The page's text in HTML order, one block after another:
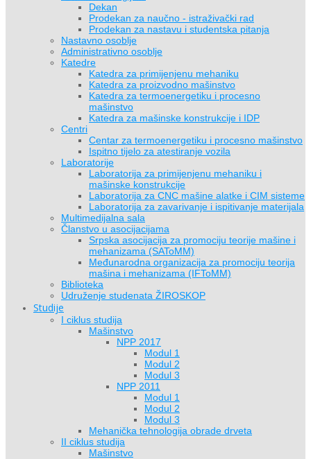
Dekan
Prodekan za naučno - istraživački rad
Prodekan za nastavu i studentska pitanja
Nastavno osoblje
Administrativno osoblje
Katedre
Katedra za primijenjenu mehaniku
Katedra za proizvodno mašinstvo
Katedra za termoenergetiku i procesno
mašinstvo
Katedra za mašinske konstrukcije i IDP
Centri
Centar za termoenergetiku i procesno mašinstvo
Ispitno tijelo za atestiranje vozila
Laboratorije
Laboratorija za primijenjenu mehaniku i
mašinske konstrukcije
Laboratorija za CNC mašine alatke i CIM sisteme
Laboratorija za zavarivanje i ispitivanje materijala
Multimedijalna sala
Članstvo u asocijacijama
Srpska asocijacija za promociju teorije mašine i
mehanizama (SAToMM)
Međunarodna organizacija za promociju teorija
mašina i mehanizama (IFToMM)
Biblioteka
Udruženje studenata ŽIROSKOP
Studije
I ciklus studija
Mašinstvo
NPP 2017
Modul 1
Modul 2
Modul 3
NPP 2011
Modul 1
Modul 2
Modul 3
Mehanička tehnologija obrade drveta
II ciklus studija
Mašinstvo